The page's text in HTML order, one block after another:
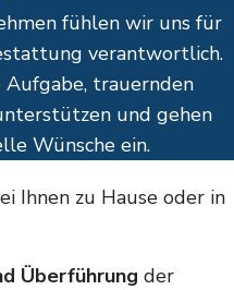
fühlen wir uns für
verantwortlich.
Aufgabe, trauernden
und gehen
Wünsche ein.
Ihnen zu Hause oder in
Überführung der